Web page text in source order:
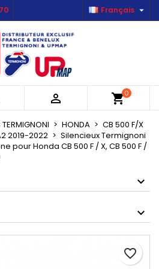
Français 
 shopping_cart0
HONDA
CB 500 F/X
2019-2022
Silencieux Termignoni
pour Honda CB 500 F / X, CB 500 F /
favorite_border
×
liste
d'envies ×
×
pour ajouter des produits
Annuler Connexion